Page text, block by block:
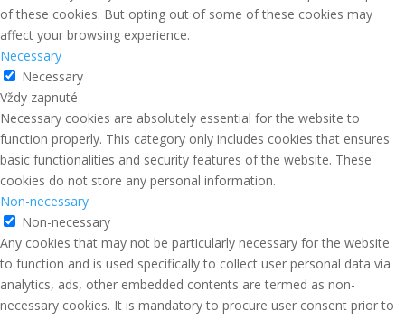
of these cookies. But opting out of some of these cookies may
affect your browsing experience.
Necessary
Necessary
Vždy zapnuté
Necessary cookies are absolutely essential for the website to
function properly. This category only includes cookies that ensures
basic functionalities and security features of the website. These
cookies do not store any personal information.
Non-necessary
Non-necessary
Any cookies that may not be particularly necessary for the website
to function and is used specifically to collect user personal data via
analytics, ads, other embedded contents are termed as non-
necessary cookies. It is mandatory to procure user consent prior to